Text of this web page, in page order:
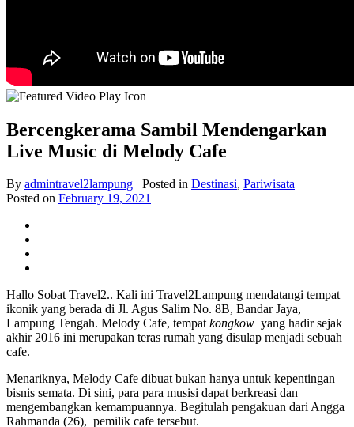
Bercengkerama Sambil Mendengarkan
Live Music di Melody Cafe
By admintravel2lampung Posted in Destinasi, Pariwisata
Posted on February 19, 2021
Hallo Sobat Travel2.. Kali ini Travel2Lampung mendatangi tempat
ikonik yang berada di Jl. Agus Salim No. 8B, Bandar Jaya,
Lampung Tengah. Melody Cafe, tempatkongkow yang hadir sejak
akhir 2016 ini merupakan teras rumah yang disulap menjadi sebuah
cafe.
Menariknya, Melody Cafe dibuat bukan hanya untuk kepentingan
bisnis semata. Di sini, para para musisi dapat berkreasi dan
mengembangkan kemampuannya. Begitulah pengakuan dari Angga
Rahmanda (26), pemilik cafe tersebut.